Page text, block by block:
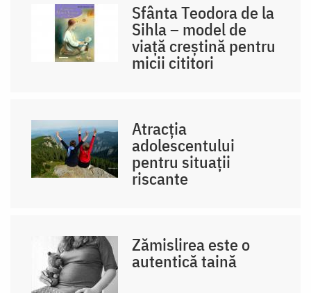
Sfânta Teodora de la
Sihla – model de
viaţă creştină pentru
micii cititori
Atracția
adolescentului
pentru situații
riscante
Zămislirea este o
autentică taină